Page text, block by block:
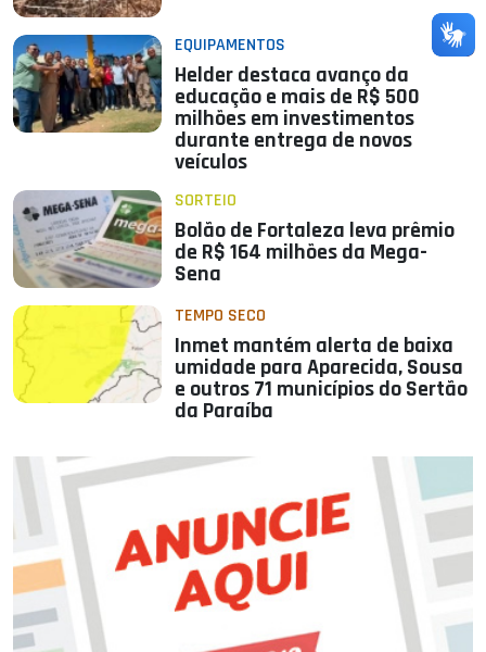
EQUIPAMENTOS
Helder destaca avanço da
educação e mais de R$ 500
milhões em investimentos
durante entrega de novos
veículos
SORTEIO
Bolão de Fortaleza leva prêmio
de R$ 164 milhões da Mega-
Sena
TEMPO SECO
Inmet mantém alerta de baixa
umidade para Aparecida, Sousa
e outros 71 municípios do Sertão
da Paraíba